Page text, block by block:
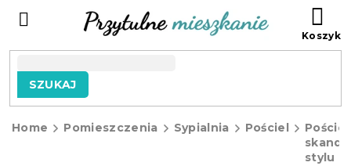
SZUKAJ
Home Pomieszczenia Sypialnia Pościel
stylu